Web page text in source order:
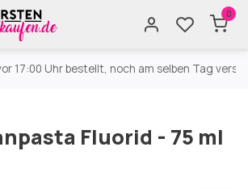
0
17:00 Uhr bestellt, noch am selben Tag
Fluorid - 75 ml